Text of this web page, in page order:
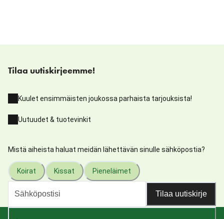
Tilaa uutiskirjeemme!
Kuulet ensimmäisten joukossa parhaista tarjouksista!
Uutuudet & tuotevinkit
Mistä aiheista haluat meidän lähettävän sinulle sähköpostia?
Koirat Kissat Pieneläimet
Tilaa uutiskirje